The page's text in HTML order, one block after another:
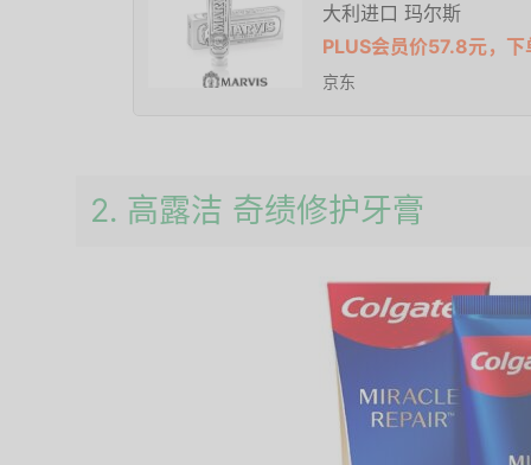
大利进口 玛尔斯
PLUS会员价57.8元，
京东
2. 高露洁 奇绩修护牙膏